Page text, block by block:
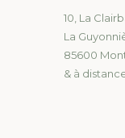
10, La
La
85600
& à